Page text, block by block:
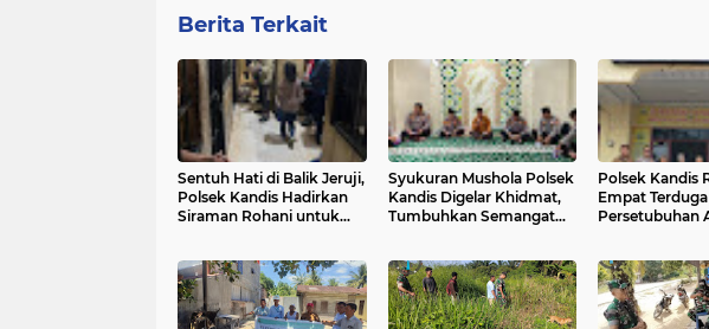
Berita Terkait
Sentuh Hati di Balik Jeruji,
Polsek Kandis Hadirkan
Siraman Rohani untuk
Syukuran Mushola Polsek
Kandis Digelar Khidmat,
Tumbuhkan Semangat
Polsek Kandis
Empat
Persetubuhan